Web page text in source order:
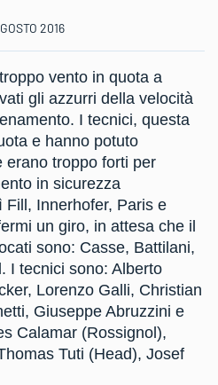
2016
vento in quota a
gli azzurri della velocità
I tecnici, questa
e hanno potuto
erano troppo forti per
in sicurezza
Fill, Innerhofer, Paris e
un giro, in attesa che il
sono: Casse, Battilani,
I tecnici sono: Alberto
Lorenzo Galli, Christian
Giuseppe Abruzzini e
Calamar (Rossignol),
Tuti (Head), Josef